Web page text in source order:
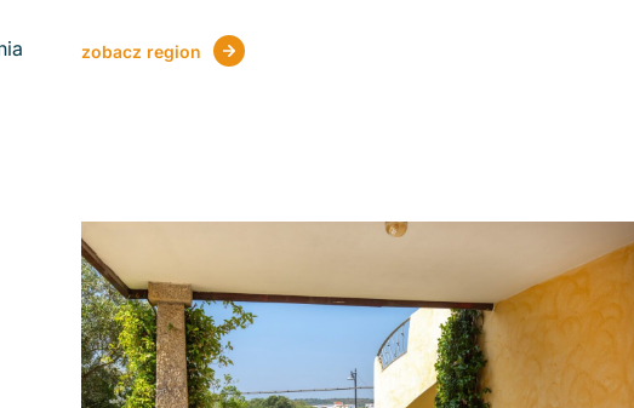
zobacz region